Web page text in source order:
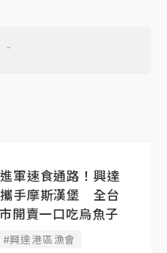
進軍速食通路！興達
手摩斯漢堡 全台
開賣一口吃烏魚子
#興達港區漁會